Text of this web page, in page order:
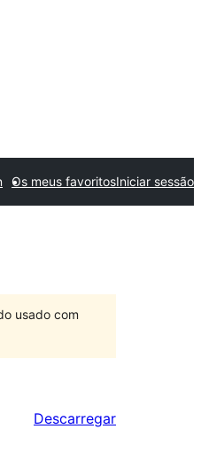
Os meus favoritosIniciar sessão
usado com
Descarregar